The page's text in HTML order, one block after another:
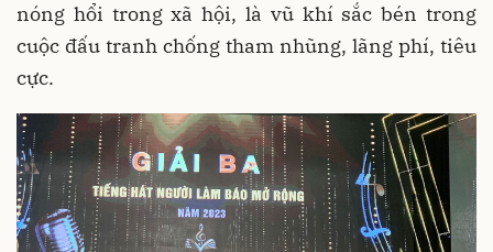
nóng hổi trong xã hội, là vũ khí sắc bén trong
cuộc đấu tranh chống tham nhũng, lãng phí, tiêu
cực.